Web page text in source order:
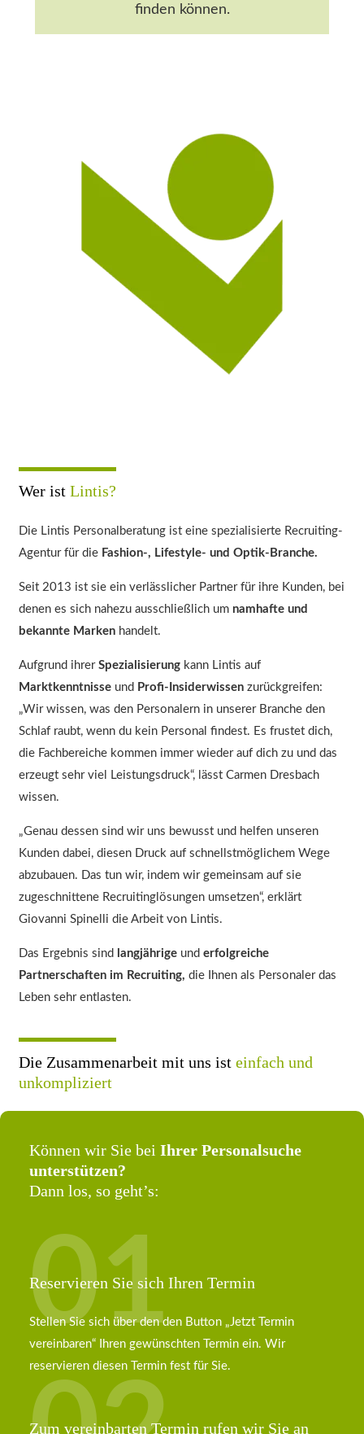
finden können.
Wer ist Lintis?
Die Lintis Personalberatung ist eine spezialisierte Recruiting-
Agentur für die Fashion-, Lifestyle- und Optik-Branche.
Seit 2013 ist sie ein verlässlicher Partner für ihre Kunden, bei
denen es sich nahezu ausschließlich um namhafte und
bekannte Markenhandelt.
Aufgrund ihrer Spezialisierungkann Lintis auf
Marktkenntnisseund Profi-Insiderwissenzurückgreifen:
„Wir wissen, was den Personalern in unserer Branche den
Schlaf raubt, wenn du kein Personal findest. Es frustet dich,
die Fachbereiche kommen immer wieder auf dich zu und das
erzeugt sehr viel Leistungsdruck“, lässt Carmen Dresbach
wissen.
„Genau dessen sind wir uns bewusst und helfen unseren
Kunden dabei, diesen Druck auf schnellstmöglichem Wege
abzubauen. Das tun wir, indem wir gemeinsam auf sie
zugeschnittene Recruitinglösungen umsetzen“, erklärt
Giovanni Spinelli die Arbeit von Lintis.
Das Ergebnis sind langjährigeund erfolgreiche
Partnerschaften im Recruiting, die Ihnen als Personaler das
Leben sehr entlasten.
Die Zusammenarbeit mit uns ist einfach und
unkompliziert
Können wir Sie bei Ihrer Personalsuche
unterstützen?
Dann los, so geht’s:
01
Reservieren Sie sich Ihren Termin
Stellen Sie sich über den den Button „Jetzt Termin
vereinbaren“ Ihren gewünschten Termin ein. Wir
reservieren diesen Termin fest für Sie.
Zum vereinbarten Termin rufen wir Sie an